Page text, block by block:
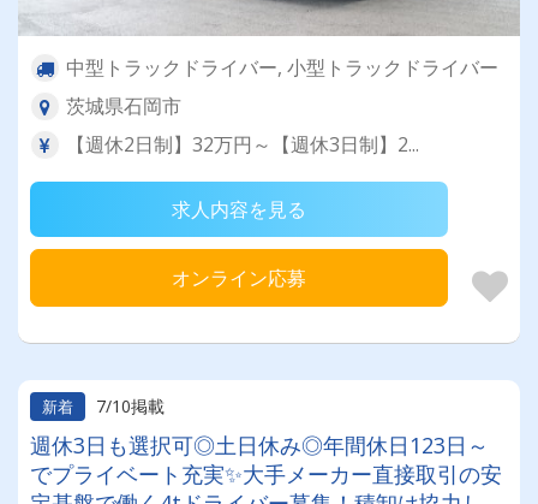
中型トラックドライバー, 小型トラックドライバー
茨城県石岡市
【週休2日制】32万円～【週休3日制】2...
求人内容を見る
オンライン応募
新着 7/10掲載
週休3日も選択可◎土日休み◎年間休日123日～
でプライベート充実✨大手メーカー直接取引の安